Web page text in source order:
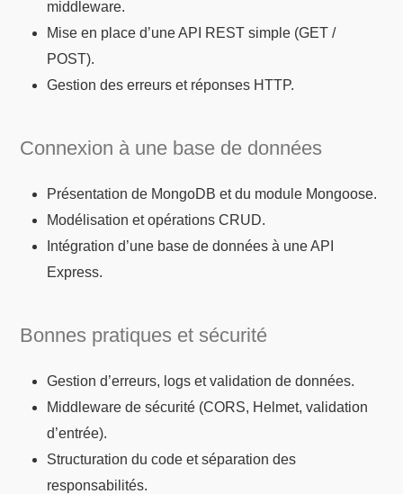
middleware.
Mise en place d’une API REST simple (GET /
POST).
Gestion des erreurs et réponses HTTP.
Connexion à une base de données
Présentation de MongoDB et du module Mongoose.
Modélisation et opérations CRUD.
Intégration d’une base de données à une API
Express.
Bonnes pratiques et sécurité
Gestion d’erreurs, logs et validation de données.
Middleware de sécurité (CORS, Helmet, validation
d’entrée).
Structuration du code et séparation des
responsabilités.